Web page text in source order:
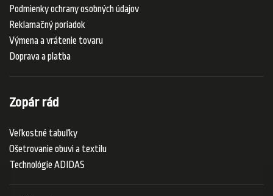
Podmienky ochrany osobných údajov
Reklamačný poriadok
Výmena a vrátenie tovaru
Doprava a platba
Zopár rád
Veľkostné tabuľky
Ošetrovanie obuvi a textilu
Technológie ADIDAS